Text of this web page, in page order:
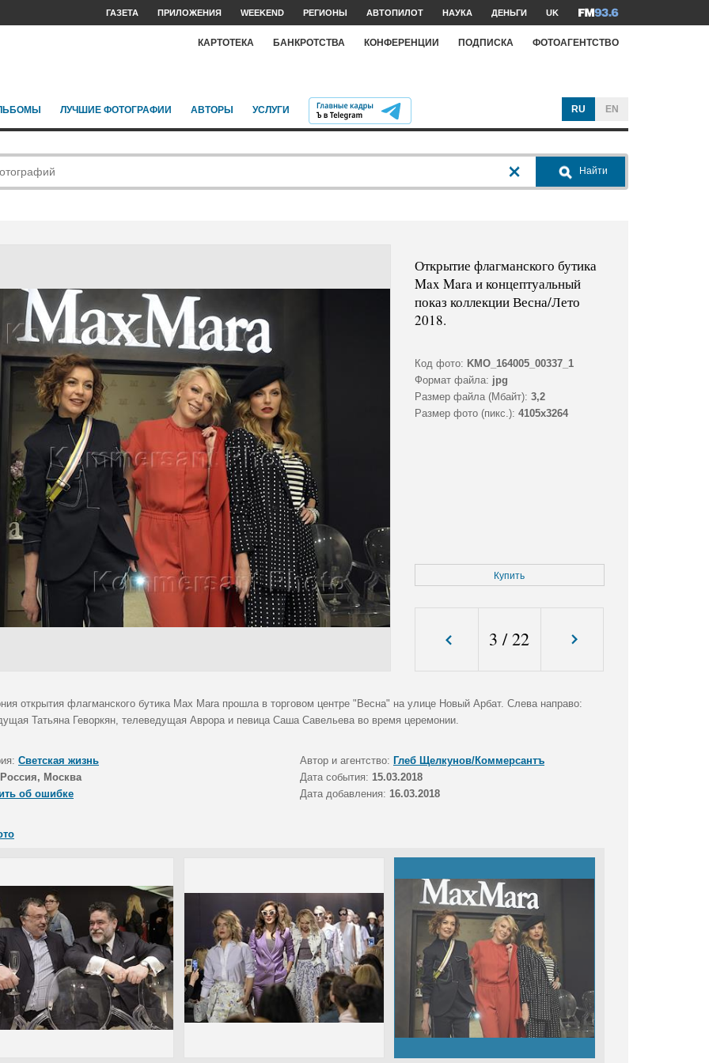
ГАЗЕТА ПРИЛОЖЕНИЯ WEEKEND РЕГИОНЫ АВТОПИЛОТ НАУКА ДЕНЬГИ UK
КАРТОТЕКА БАНКРОТСТВА КОНФЕРЕНЦИИ ПОДПИСКА ФОТОАГЕНТСТВО
ЛУЧШИЕ ФОТОГРАФИИ АВТОРЫ УСЛУГИ RU EN
Найти
Открытие флагманского бутика
Max Mara и концептуальный
показ коллекции Весна/Лето
2018.
Код фото: KMO_164005_00337_1
Формат файла: jpg
Размер файла (Мбайт): 3,2
Размер фото (пикс.): 4105x3264
Купить
3 /22
открытия флагманского бутика Max Mara прошла в торговом центре "Весна" на улице Новый Арбат. Слева направо:
Татьяна Геворкян, телеведущая Аврора и певица Саша Савельева во время церемонии.
Светская жизнь Автор и агентство: Глеб Щелкунов/Коммерсантъ
Россия, Москва Дата события: 15.03.2018
об ошибке
Дата добавления: 16.03.2018